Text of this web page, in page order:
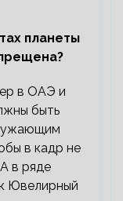
планеты
в ОАЭ и
быть
в кадр не
в ряде
Ювелирный